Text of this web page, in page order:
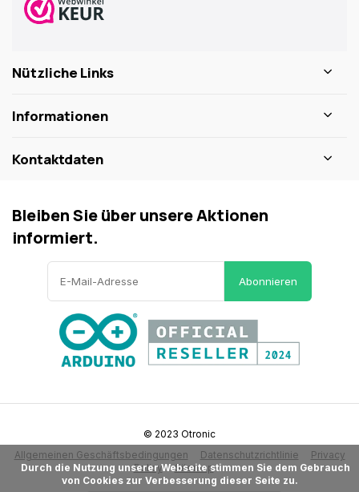
Nützliche Links
Informationen
Kontaktdaten
Bleiben Sie über unsere Aktionen
informiert.
Abonnieren
Allgemeinen Geschäftsbedingungen Datenschutzrichtlinie
Privacy
Policy
Sitemap
© 2023 Otronic
von Cookies zur Verbesserung dieser Seite zu.